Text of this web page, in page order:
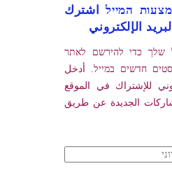
המייל اشترك
الإلكتروني
שלך כדי להירשם לאתר
חדשים במייל. أدخل
للإشتراك في الموقع
الجديدة عن طريق